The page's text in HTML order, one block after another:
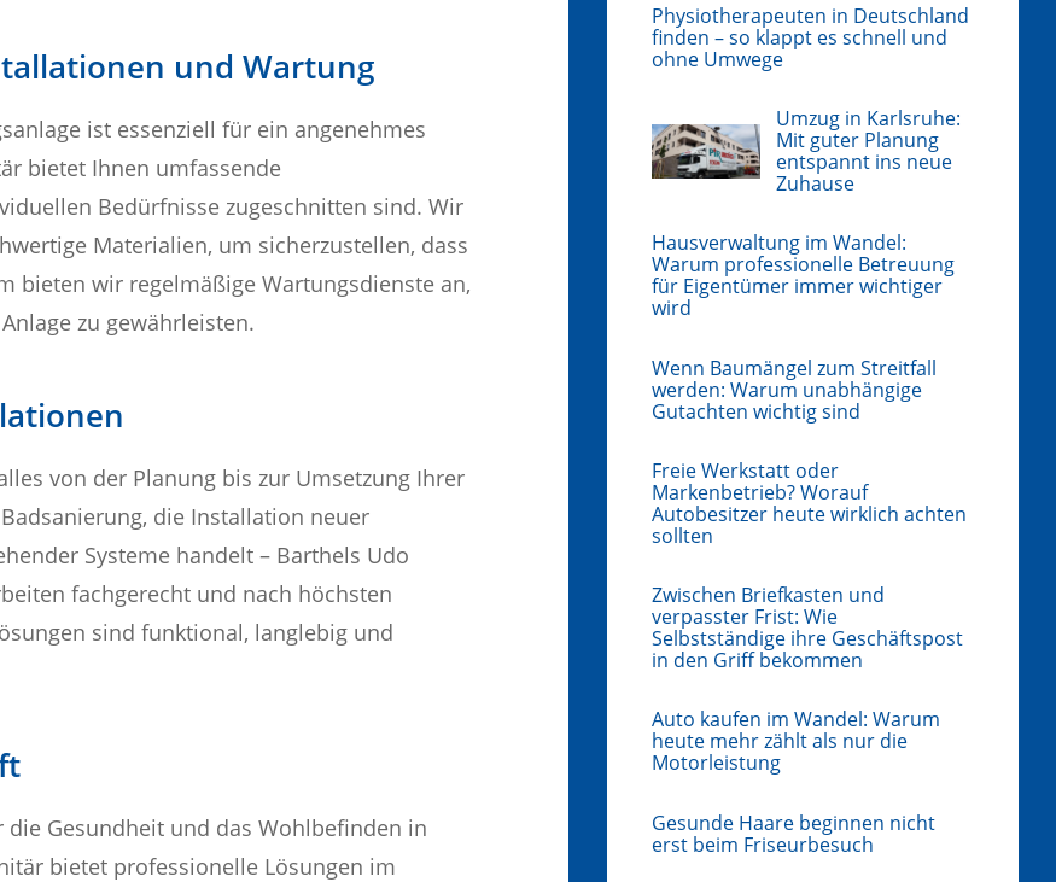
und Wartung
ist essenziell für ein angenehmes
bietet Ihnen umfassende
Bedürfnisse zugeschnitten sind. Wir
Materialien, um sicherzustellen, dass
bieten wir regelmäßige Wartungsdienste an,
zu gewährleisten.
von der Planung bis zur Umsetzung Ihrer
die Installation neuer
Systeme handelt – Barthels Udo
fachgerecht und nach höchsten
sind funktional, langlebig und
Gesundheit und das Wohlbefinden in
bietet professionelle Lösungen im
Physiotherapeuten in Deutschland
finden – so klappt es schnell und
ohne Umwege
Umzug in Karlsruhe:
Mit guter Planung
entspannt ins neue
Zuhause
Hausverwaltung im Wandel:
Warum professionelle Betreuung
für Eigentümer immer wichtiger
wird
Wenn Baumängel zum Streitfall
werden: Warum unabhängige
Gutachten wichtig sind
Freie Werkstatt oder
Markenbetrieb? Worauf
Autobesitzer heute wirklich achten
sollten
Zwischen Briefkasten und
verpasster Frist: Wie
Selbstständige ihre Geschäftspost
in den Griff bekommen
Auto kaufen im Wandel: Warum
heute mehr zählt als nur die
Motorleistung
Gesunde Haare beginnen nicht
erst beim Friseurbesuch